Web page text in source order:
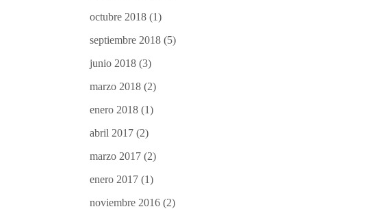
octubre 2018 (1)
septiembre 2018 (5)
junio 2018 (3)
marzo 2018 (2)
enero 2018 (1)
abril 2017 (2)
marzo 2017 (2)
enero 2017 (1)
noviembre 2016 (2)